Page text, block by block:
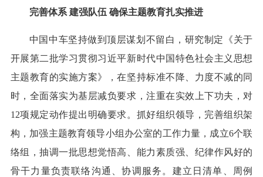
完善体系 建强队伍 确保主题教育扎实推进
中国中车坚持做到顶层谋划不留白，研究制定《关于
开展第二批学习贯彻习近平新时代中国特色社会主义思想
主题教育的实施方案》，在坚持标准不降、力度不减的同
时，全面落实为基层减负要求，注重在实效上下功夫，对
12项规定动作提出明确要求。抓好组织领导，完善组织架
构，加强主题教育领导小组办公室的工作力量，成立6个联
络组，抽调一批思想觉悟高、能力素质强、纪律作风好的
骨干力量负责联络沟通、协调服务。建立日清单、周例